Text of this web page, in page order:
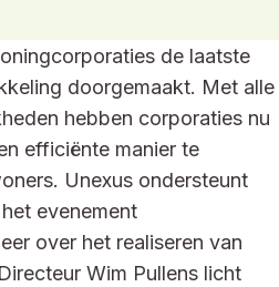
de laatste
doorgemaakt. Met alle
hebben corporaties nu
efficiënte manier te
Unexus ondersteunt
evenement
over het realiseren van
Wim Pullens licht